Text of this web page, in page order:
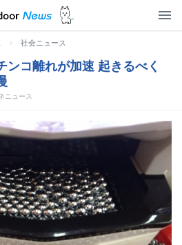
> 社会ニュース
ンコ離れが加速 起きるべく
ニュース